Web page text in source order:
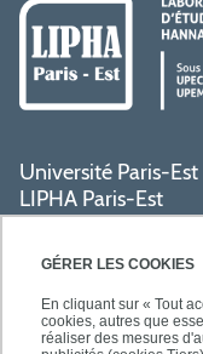
GÉRER LES COOKIES
En cliquant sur « Tout
cookies, autres que
réaliser des mesures
Université Paris-Est
LIPHA Paris-Est
Campus Centre de
61, avenue du